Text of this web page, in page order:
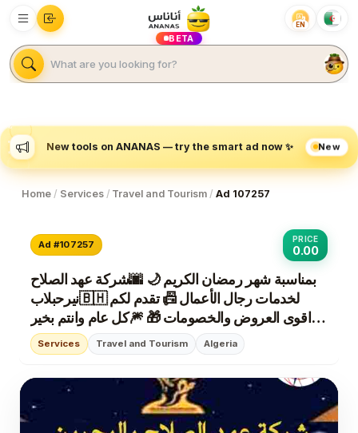
EN
BETA
New tools on ANANAS — try the smart ad now ✨ New
Home / Services / Travel and Tourism / Ad 107257
Ad #107257
PRICE
0.00
بمناسبة شهر رمضان الكريم 🌙 🌆شركة عهد الصلاح
بالبحرين⁦🇧🇭⁩ لخدمات رجال الأعمال 📠 تقدم لكم
اقوى العروض والخصومات 🎁 🎆كل عام وانتم بخير
🔆لمزيد من التفاصيل برجاء التواصل خاص/هند محمد
Services Travel and Tourism Algeria